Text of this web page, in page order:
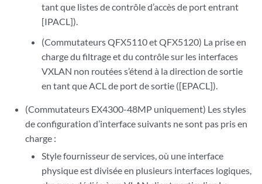
tant que listes de contrôle d’accès de port entrant
[IPACL]).
(Commutateurs QFX5110 et QFX5120) La prise en
charge du filtrage et du contrôle sur les interfaces
VXLAN non routées s’étend à la direction de sortie
en tant que ACL de port de sortie ([EPACL]).
(Commutateurs EX4300-48MP uniquement) Les styles
de configuration d’interface suivants ne sont pas pris en
charge :
Style fournisseur de services, où une interface
physique est divisée en plusieurs interfaces logiques,